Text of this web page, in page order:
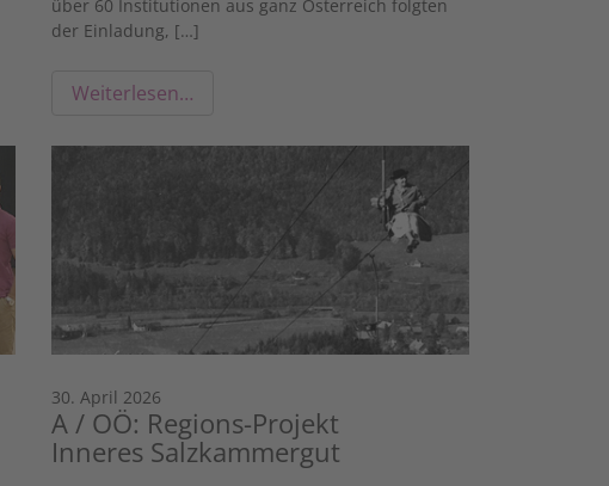
über 60 Institutionen aus ganz Österreich folgten
der Einladung, […]
Weiterlesen…
30. April 2026
A / OÖ: Regions-Projekt
Inneres Salzkammergut